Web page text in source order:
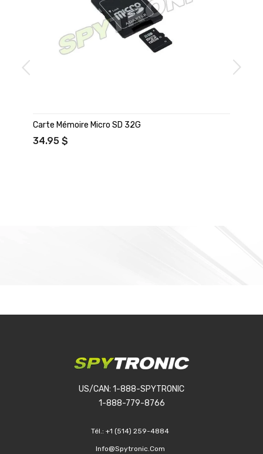
Carte Mémoire Micro SD 32G
34.95 $
US/CAN: 1-888-SPYTRONIC
1-888-779-8766
Tél.: +1 (514) 259-4884
Info@spytronic.com